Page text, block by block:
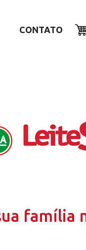
CONTATO
família